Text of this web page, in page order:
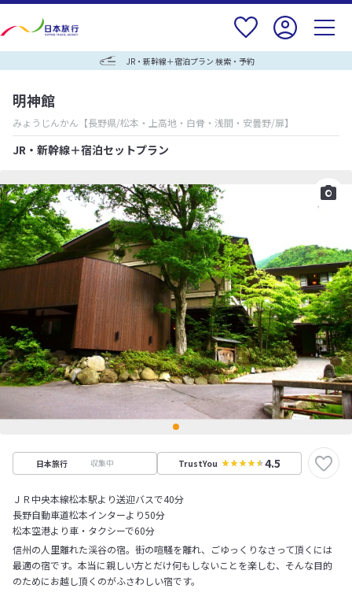
JR・新幹線＋宿泊プラン 検索・予約
明神館
みょうじんかん 【長野県/松本・上高地・白骨・浅間・安曇野/扉】
JR・新幹線＋宿泊セットプラン
日本旅行 収集中 TrustYou 4.5
ＪＲ中央本線松本駅より送迎バスで40分
長野自動車道松本インターより50分
松本空港より車・タクシーで60分
信州の人里離れた渓谷の宿。街の喧騒を離れ、ごゆっくりなさって頂くには
最適の宿です。本当に親しい方とだけ何もしないことを楽しむ、そんな目的
のためにお越し頂くのがふさわしい宿です。